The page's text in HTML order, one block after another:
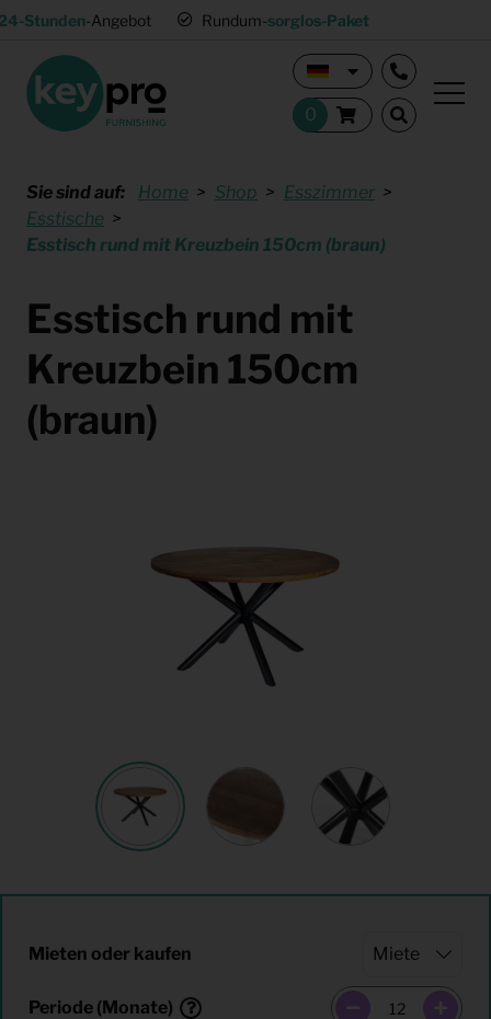
Stunden-Angebot Rundum-sorglos-Paket
Sie sind auf: Home Shop
Esszimmer
Esstische
Esstisch rund mit Kreuzbein 150cm (braun)
Esstisch rund mit
Kreuzbein 150cm
(braun)
Mieten oder kaufen
Periode (Monate)